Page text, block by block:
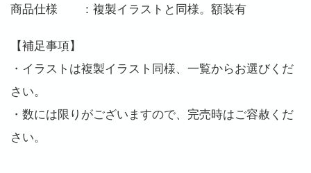
商品仕様 ：複製イラストと同様。額装有
【補足事項】
・イラストは複製イラスト同様、一覧からお選びくだ
さい。
・数には限りがございますので、完売時はご容赦くだ
さい。